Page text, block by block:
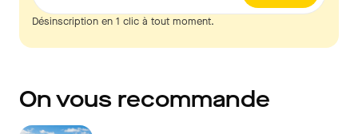
Désinscription en 1 clic à tout moment.
On vous recommande